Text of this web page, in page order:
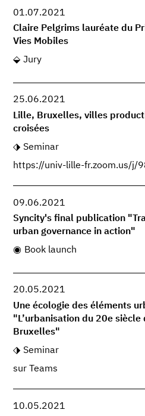
01.07.2021
Claire Pelgrims lauréate du
Vies Mobiles
Jury
25.06.2021
Lille, Bruxelles, villes
croisées
Seminar
https://univ-lille-fr.zoom.us/j/
09.06.2021
Syncity's final publication
urban governance in action"
Book launch
20.05.2021
Une écologie des éléments
"L’urbanisation du 20e siècle
Bruxelles"
Seminar
sur Teams
10.05.2021